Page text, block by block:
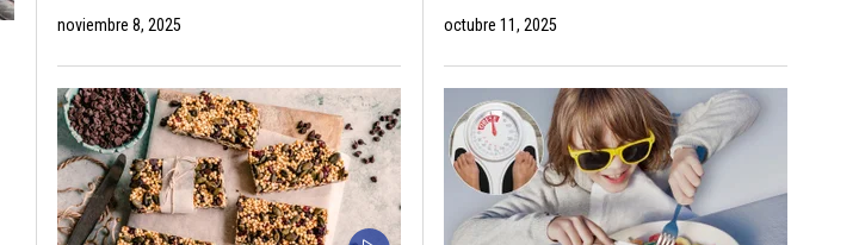
noviembre 8, 2025 octubre 11, 2025